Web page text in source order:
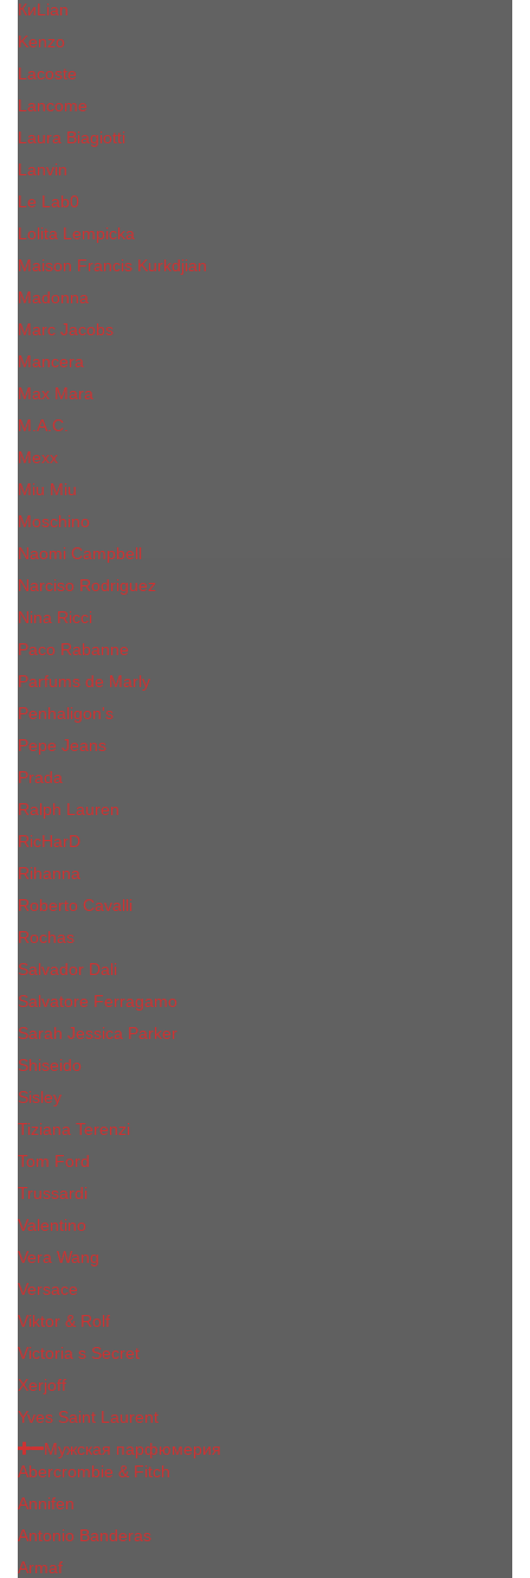
КиLian
Kenzo
Lacoste
Lancome
Laura Biagiotti
Lanvin
Lе Lab0
Lolita Lempicka
Maison Francis Kurkdjian
Madonna
Marc Jacobs
Mancera
Max Mara
M.А.C.
Mexx
Miu Miu
Mоsсhino
Naomi Campbell
Narciso Rodriguez
Nina Ricci
Paco Rabanne
Parfums de Marly
Penhaligon's
Pepe Jeans
Prada
Ralph Lauren
RicHarD
Rihanna
Roberto Cavalli
Rochas
Salvador Dali
Salvatore Ferragamo
Sarah Jessica Parker
Shiseido
Sisley
Tiziana Terenzi
Tom Ford
Trussardi
Valentino
Vera Wang
Versace
Viktor & Rolf
Victoria s Secret
Xerjoff
Yves Saint Laurent
Мужская парфюмерия
Abercrombie & Fitch
Annifen
Antonio Banderas
Armaf